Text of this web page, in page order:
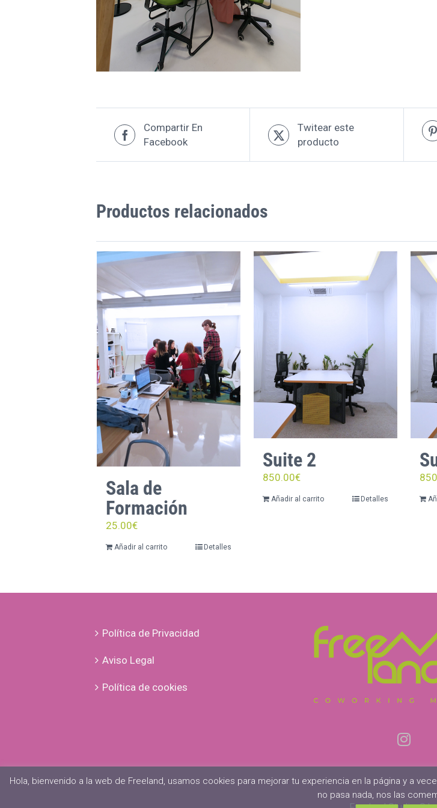
Compartir En
Facebook
Twitear este
producto
Productos relacionados
Sala de
Formación
25.00€
Añadir al carrito Detalles
Suite 2
850.00€
Añadir al carrito Detalles
Política de Privacidad
Aviso Legal
Política de cookies
Hola, bienvenido a la web de Freeland, usamos cookies para mejorar tu experiencia en la página y a
no pasa nada, nos las